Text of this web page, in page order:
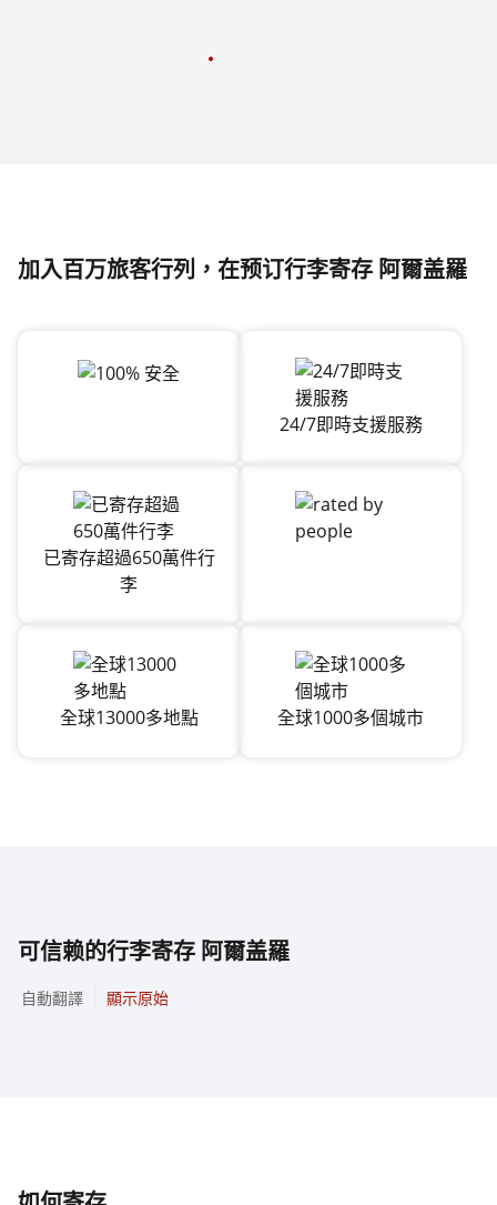
可信赖的行李寄存 阿爾盖羅
自動翻譯 顯示原始
加入百万旅客行列，在预订行李寄存 阿爾盖羅
24/7即時支援服務
已寄存超過650萬件行
李
全球13000多地點 全球1000多個城市